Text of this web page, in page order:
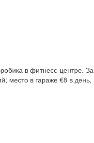
в фитнесс-центре. За
место в гараже €8 в день,